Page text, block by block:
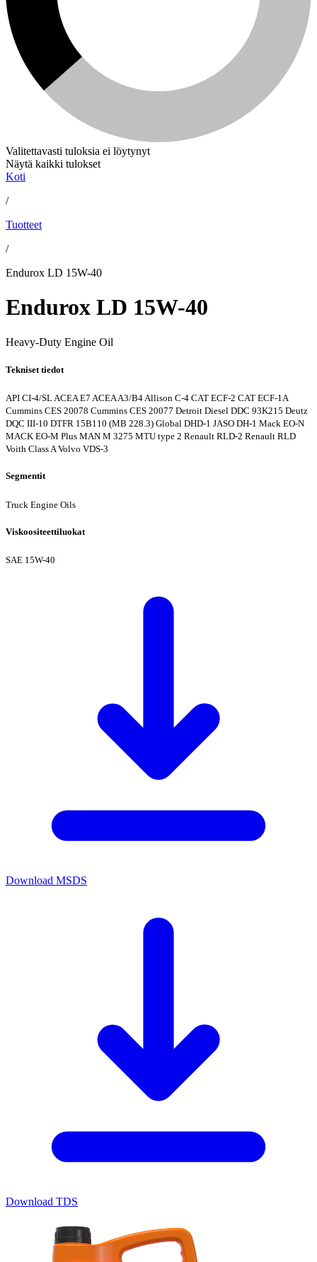
Valitettavasti tuloksia ei löytynyt
Näytä kaikki tulokset
Koti
/
Tuotteet
/
Endurox LD 15W-40
Endurox LD 15W-40
Heavy-Duty Engine Oil
Tekniset tiedot
API CI-4/SLACEA E7 ACEA A3/B4Allison C-4 CAT ECF-2 CAT ECF-1A
Cummins CES 20078 Cummins CES 20077 Detroit Diesel DDC 93K215 Deutz
DQC III-10 DTFR 15B110 (MB 228.3) Global DHD-1 JASO DH-1 Mack EO-N
MACK EO-M Plus MAN M 3275 MTU type 2 Renault RLD-2 Renault RLD
Voith Class AVolvo VDS-3
Segmentit
Truck Engine Oils
Viskoositeettiluokat
SAE 15W-40
Download MSDS
Download TDS